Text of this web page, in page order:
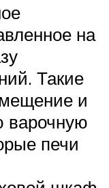
на
Такие
и
варочную
печи